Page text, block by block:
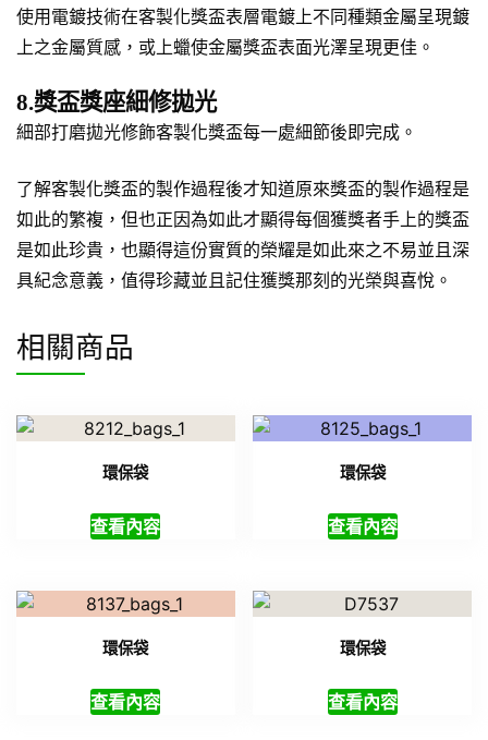
使用電鍍技術在客製化獎盃表層電鍍上不同種類金屬呈現鍍
上之金屬質感，或上蠟使金屬獎盃表面光澤呈現更佳。
8.獎盃獎座細修拋光
細部打磨拋光修飾客製化獎盃每一處細節後即完成。
了解客製化獎盃的製作過程後才知道原來獎盃的製作過程是
如此的繁複，但也正因為如此才顯得每個獲獎者手上的獎盃
是如此珍貴，也顯得這份實質的榮耀是如此來之不易並且深
具紀念意義，值得珍藏並且記住獲獎那刻的光榮與喜悅。
相關商品
環保袋
查看內容
環保袋
查看內容
環保袋
查看內容
環保袋
查看內容